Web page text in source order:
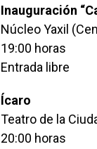
Inauguración
Núcleo Yaxil
19:00 horas
Entrada libre
Ícaro
Teatro de la
20:00 horas